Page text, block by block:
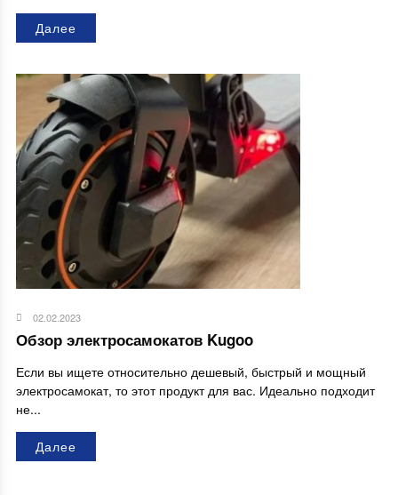
Далее
02.02.2023
Обзор электросамокатов Kugoo
Если вы ищете относительно дешевый, быстрый и мощный
электросамокат, то этот продукт для вас. Идеально подходит
не...
Далее